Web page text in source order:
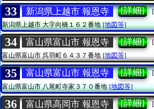
33 新潟県上越市 報恩寺 [詳細]
新潟県上越市大字向橋１６２番地 [地図等]
34 富山県富山市 報恩寺 [詳細]
富山県富山市呉羽町６４３７番地 [地図等]
35 富山県富山市 報恩寺 [詳細]
富山県富山市八尾町寺家３７０番地 [地図等]
36 富山県高岡市 報恩寺 [詳細]